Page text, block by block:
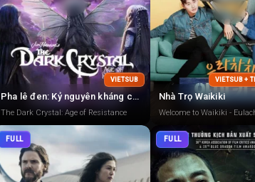
VIETSUB
Pha lê đen: Kỷ nguyên kháng chiến
The Dark Crystal: Age of Resistance
VIETSUB +
Nhà Trọ Waikiki
Welcome to Waikiki -
FULL FULL